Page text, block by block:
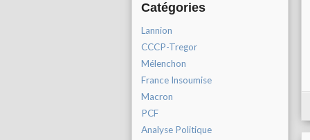
Catégories
Lannion
CCCP-Tregor
Mélenchon
France Insoumise
Macron
PCF
Analyse Politique